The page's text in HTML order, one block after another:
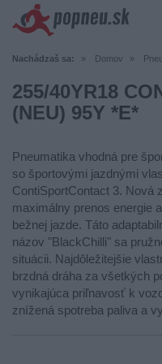
Nachádzaš sa: Domov
255/40YR18
(NEU) 95Y *E*
Pneumatika vhodná pre
so športovými jazdnými
ContiSportContact 3. Nová
maximálny prenos energie
bežnej jazde. Táto
názov "BlackChilli" sa
situácii. Najdôležitejšie
brzdná dráha za všetkých
vynikajúca priľnavosť k
znížená spotreba paliva a